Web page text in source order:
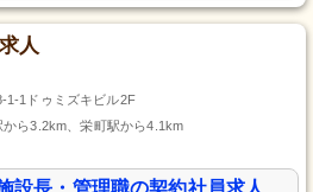
人
1-1ドゥミズキビル2F
ら3.2km、栄町駅から4.1km
設長・管理職の契約社員求人